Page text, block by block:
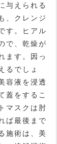
与えられる
、クレンジ
す。ヒアル
で、乾燥が
ます。因っ
るでしょ
容液を浸透
蓋をするこ
マスクは肘
ば最後まで
施術は、美